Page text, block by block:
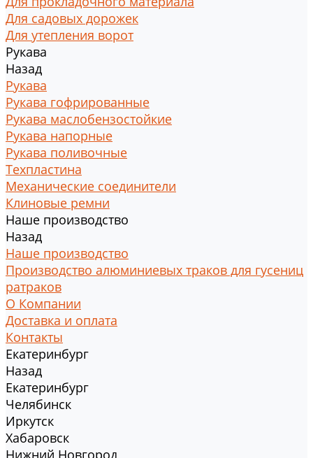
Для садовых дорожек
Для утепления ворот
Рукава
Назад
Рукава
Рукава гофрированные
Рукава маслобензостойкие
Рукава напорные
Рукава поливочные
Техпластина
Механические соединители
Клиновые ремни
Наше производство
Назад
Наше производство
Производство алюминиевых траков для гусениц
ратраков
О Компании
Доставка и оплата
Контакты
Екатеринбург
Назад
Екатеринбург
Челябинск
Иркутск
Хабаровск
Нижний Новгород